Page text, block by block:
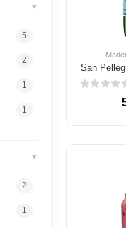
▼
5
2
1
1
▼
2
1